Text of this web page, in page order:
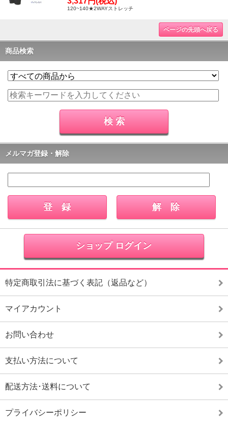
120~140★2WAYストレッチ
ページの先頭へ戻る
商品検索
メルマガ登録・解除
ショップ ログイン
特定商取引法に基づく表記（返品など）
マイアカウント
お問い合わせ
支払い方法について
配送方法･送料について
プライバシーポリシー